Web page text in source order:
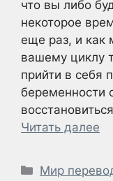
что вы либо
некоторое
еще раз, и как
вашему циклу
прийти в себя
беременности
Читать далее
Рубрики
Мир